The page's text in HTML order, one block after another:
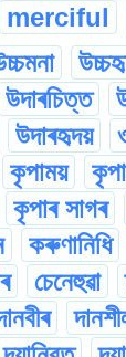
merciful
উদাৰচিত্ত
উদাৰহৃদয়
কৃপাময়
কৃপাৰ সাগৰ
কৰুণানিধি
চেনেহুৱা